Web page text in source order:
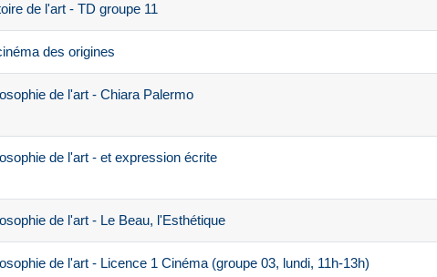
de l'art - TD groupe 11
des origines
de l'art - Chiara Palermo
de l'art - et expression écrite
de l'art - Le Beau, l'Esthétique
de l'art - Licence 1 Cinéma (groupe 03, lundi, 11h-13h)